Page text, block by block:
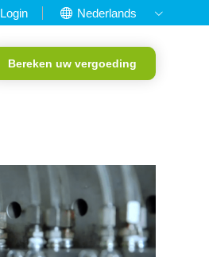
Login
Nederlands
Francais
Bereken uw vergoeding